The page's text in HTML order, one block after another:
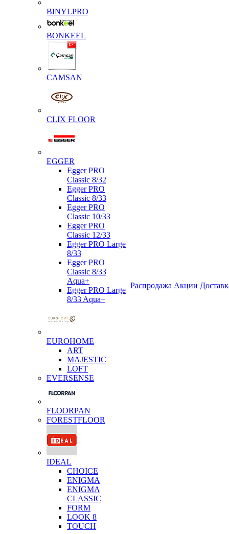
BINYLPRO
BONKEEL
CAMSAN
CLIX FLOOR
EGGER
Egger PRO
Classic 8/32
Egger PRO
Classic 8/33
Egger PRO
Classic 10/33
Egger PRO
Classic 12/33
Egger PRO Large
8/33
Egger PRO
Classic 8/33
Aqua+
Egger PRO Large
8/33 Aqua+
EUROHOME
ART
MAJESTIC
LOFT
EVERSENSE
FLOORPAN
FORESTFLOOR
IDEAL
CHOICE
ENIGMA
ENIGMA
CLASSIC
FORM
LOOK 8
TOUCH
Распродажа Акции